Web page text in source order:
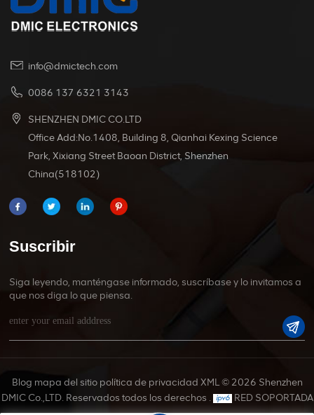
info@dmictech.com
0086 137 6321 3143
SHENZHEN DMIC CO.LTD
Office Add:No.1408, Building 8, Qianhai Kexing Science
Park, Xixiang Street Baoan District, Shenzhen
China(518102)
Suscribir
Siga leyendo, manténgase informado, suscríbase y lo invitamos a
que nos diga lo que piensa.
Blog mapa del sitio política de privacidad XML© 2026 Shenzhen
DMIC Co.,LTD. Reservados todos los derechos .
RED SOPORTADA